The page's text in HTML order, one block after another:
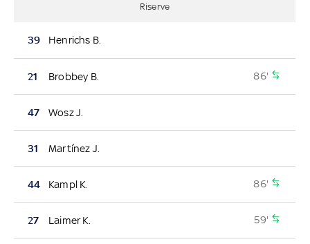
Riserve
39 Henrichs B.
21 Brobbey B. 86'
47 Wosz J.
31 Martínez J.
44 Kampl K. 86'
27 Laimer K. 59'